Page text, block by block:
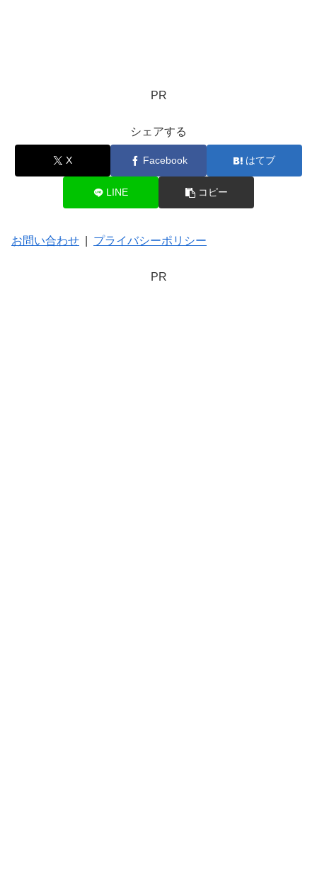
PR
シェアする
X Facebook はてブ
LINE コピー
お問い合わせ プライバシーポリシー
PR